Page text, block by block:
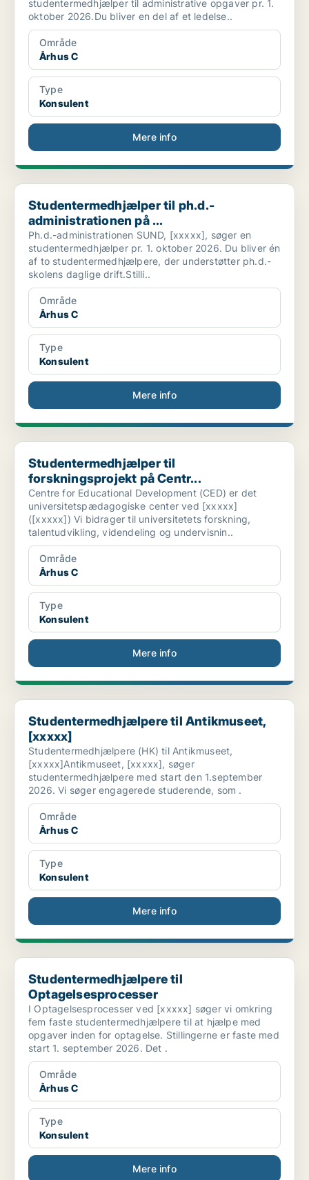
studentermedhjælper til administrative opgaver pr. 1.
oktober 2026.Du bliver en del af et ledelse..
Område
Århus C
Type
Konsulent
Mere info
Studentermedhjælper til ph.d.-administrationen på ...
Studentermedhjælper til ph.d.-
administrationen på ...
Ph.d.-administrationen SUND, [xxxxx], søger en
studentermedhjælper pr. 1. oktober 2026. Du bliver én
af to studentermedhjælpere, der understøtter ph.d.-
skolens daglige drift.Stilli..
Område
Århus C
Type
Konsulent
Mere info
Studentermedhjælper til forskningsprojekt på Centr...
Studentermedhjælper til
forskningsprojekt på Centr...
Centre for Educational Development (CED) er det
universitetspædagogiske center ved [xxxxx]
([xxxxx]) Vi bidrager til universitetets forskning,
talentudvikling, videndeling og undervisnin..
Område
Århus C
Type
Konsulent
Mere info
Studentermedhjælpere til Antikmuseet, [xxxxx]
Studentermedhjælpere til Antikmuseet,
[xxxxx]
Studentermedhjælpere (HK) til Antikmuseet,
[xxxxx]Antikmuseet, [xxxxx], søger
studentermedhjælpere med start den 1.september
2026. Vi søger engagerede studerende, som .
Område
Århus C
Type
Konsulent
Mere info
Studentermedhjælpere til Optagelsesprocesser
Studentermedhjælpere til
Optagelsesprocesser
I Optagelsesprocesser ved [xxxxx] søger vi omkring
fem faste studentermedhjælpere til at hjælpe med
opgaver inden for optagelse. Stillingerne er faste med
start 1. september 2026. Det .
Område
Århus C
Type
Konsulent
Mere info